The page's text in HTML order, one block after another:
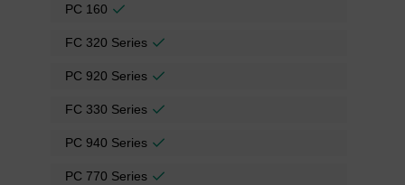
PC 160
FC 320 Series
PC 920 Series
FC 330 Series
PC 940 Series
PC 770 Series